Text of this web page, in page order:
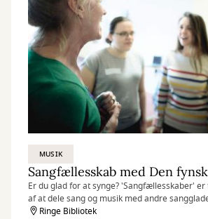
MUSIK
Sangfællesskab med Den
Er du glad for at synge? 'Sangfællesskaber'
af at dele sang og musik med andre
Ringe Bibliotek